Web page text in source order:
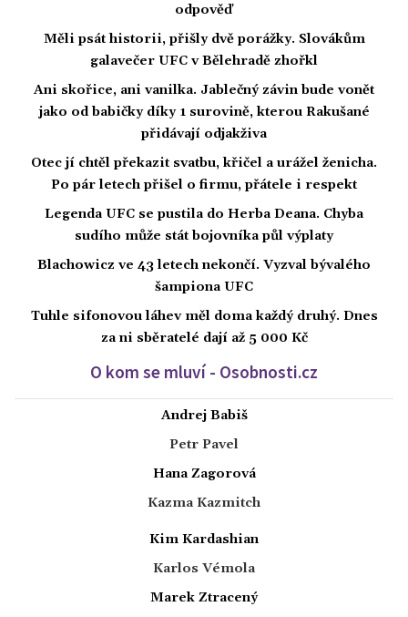
odpověď
Měli psát historii, přišly dvě porážky. Slovákům
galavečer UFC v Bělehradě zhořkl
Ani skořice, ani vanilka. Jablečný závin bude vonět
jako od babičky díky 1 surovině, kterou Rakušané
přidávají odjakživa
Otec jí chtěl překazit svatbu, křičel a urážel ženicha.
Po pár letech přišel o firmu, přátele i respekt
Legenda UFC se pustila do Herba Deana. Chyba
sudího může stát bojovníka půl výplaty
Blachowicz ve 43 letech nekončí. Vyzval bývalého
šampiona UFC
Tuhle sifonovou láhev měl doma každý druhý. Dnes
za ni sběratelé dají až 5 000 Kč
O kom se mluví - Osobnosti.cz
Andrej Babiš
Petr Pavel
Hana Zagorová
Kazma Kazmitch
Kim Kardashian
Karlos Vémola
Marek Ztracený